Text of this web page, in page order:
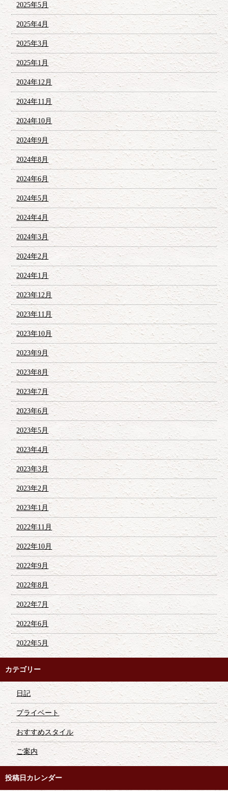
2025年5月
2025年4月
2025年3月
2025年1月
2024年12月
2024年11月
2024年10月
2024年9月
2024年8月
2024年6月
2024年5月
2024年4月
2024年3月
2024年2月
2024年1月
2023年12月
2023年11月
2023年10月
2023年9月
2023年8月
2023年7月
2023年6月
2023年5月
2023年4月
2023年3月
2023年2月
2023年1月
2022年11月
2022年10月
2022年9月
2022年8月
2022年7月
2022年6月
2022年5月
カテゴリー
日記
プライベート
おすすめスタイル
ご案内
投稿日カレンダー